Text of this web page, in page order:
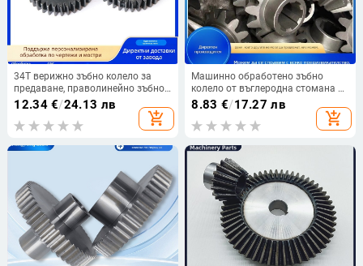
34T верижно зъбно колело за
предаване, праволинейно зъбно
колело, закалено повърхностно
зъбно колело, моторно зъбно
колело в различни размери
12.34€/24.13 лв
add_shopping_cart
Машинно обработено зъбно
колело от въглеродна стомана с
твърда повърхност на зъбите,
моторно носещо зъбно колело и
рейка — висока прецизност на
8.83 €/17.27 лв
add_shopping_cart